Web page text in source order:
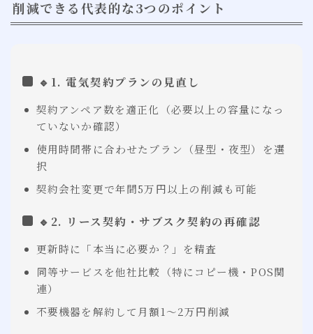
削減できる代表的な3つのポイント
🔹1. 電気契約プランの見直し
契約アンペア数を適正化（必要以上の容量になっ
ていないか確認）
使用時間帯に合わせたプラン（昼型・夜型）を選
択
契約会社変更で年間5万円以上の削減も可能
🔹2. リース契約・サブスク契約の再確認
更新時に「本当に必要か？」を精査
同等サービスを他社比較（特にコピー機・POS関
連）
不要機器を解約して月額1〜2万円削減